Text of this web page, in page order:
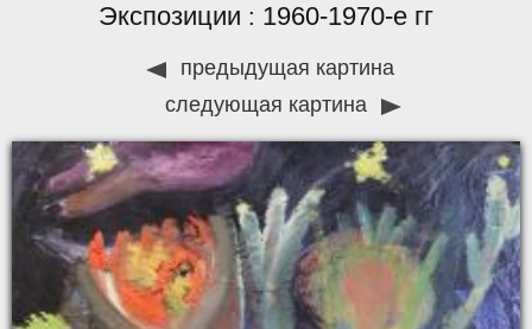
Экспозиции : 1960-1970-е гг
предыдущая картина
следующая картина